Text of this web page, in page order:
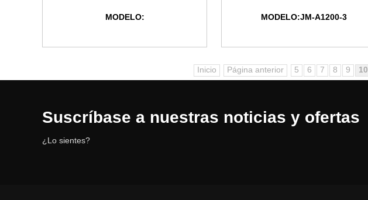
MODELO: MODELO:JM-A1200-3
Inicio Página anterior 5 6 7 8 9 10
Suscríbase a nuestras noticias y ofertas
¿Lo sientes?